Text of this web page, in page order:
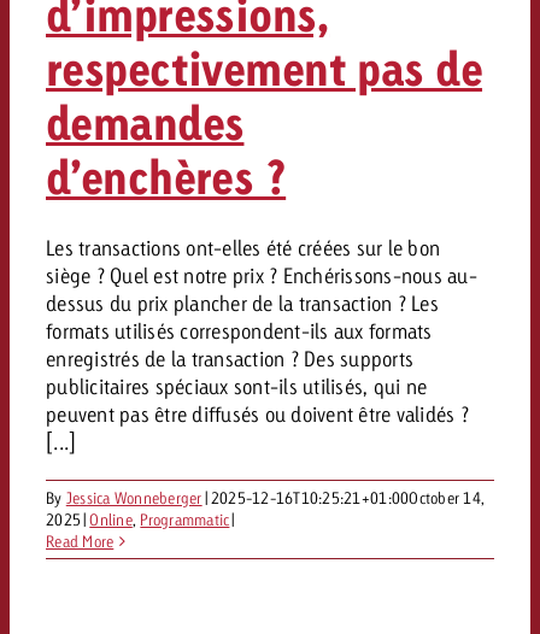
Demander une offre
Vous connaissez les grandes
votre campagne et souhaitez
combien cela coûte.
Demander une offre
Vous connaissez les grandes
votre campagne et souhaitez
combien cela coûte.
Demander une offre
d’impressions,
respectivement pas de
demandes
d’enchères ?
Les transactions ont-elles été créées sur le bon
siège ? Quel est notre prix ? Enchérissons-nous au-
dessus du prix plancher de la transaction ? Les
formats utilisés correspondent-ils aux formats
enregistrés de la transaction ? Des supports
publicitaires spéciaux sont-ils utilisés, qui ne
peuvent pas être diffusés ou doivent être validés ?
[...]
By Jessica Wonneberger| 2025-12-16T10:25:21+01:00October 14,
2025|Online, Programmatic|
Read More